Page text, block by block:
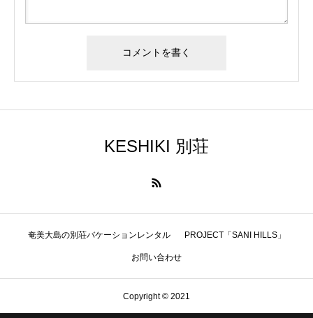
KESHIKI 別荘
奄美大島の別荘バケーションレンタル PROJECT「SANI HILLS」
お問い合わせ
Copyright © 2021